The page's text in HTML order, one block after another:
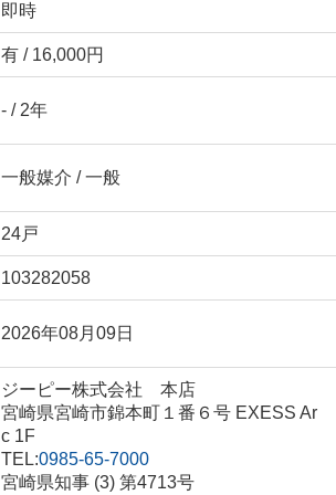
即時
有 / 16,000円
- / 2年
一般媒介 / 一般
24戸
103282058
2026年08月09日
ジーピー株式会社 本店
宮崎県宮崎市錦本町１番６号 EXESS Ar
c 1F
TEL:0985-65-7000
宮崎県知事 (3) 第4713号